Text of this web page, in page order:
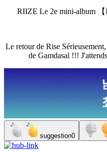
RIIZE Le 2e mini-album
Le retour de Rise
de Gamdasal !!!
suggestion0